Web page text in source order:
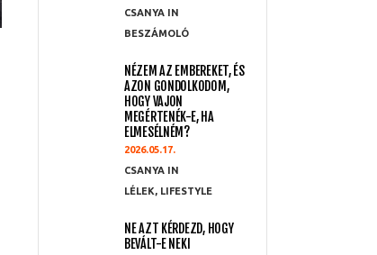
CSANYA
BESZÁMOLÓ
NÉZEM AZ EMBEREKET, ÉS
AZON GONDOLKODOM,
HOGY VAJON
MEGÉRTENÉK-E, HA
ELMESÉLNÉM?
2026.05.17.
CSANYA
LÉLEK, LIFESTYLE
NE AZT KÉRDEZD, HOGY
BEVÁLT-E NEKI